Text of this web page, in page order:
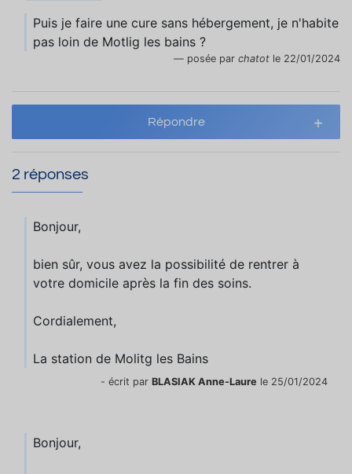
Puis je faire une cure sans hébergement, je n'habite
pas loin de Motlig les bains ?
posée par chatot le 22/01/2024
Répondre
2 réponses
Bonjour,
bien sûr, vous avez la possibilité de rentrer à
votre domicile après la fin des soins.
Cordialement,
La station de Molitg les Bains
- écrit par BLASIAK Anne-Laure le 25/01/2024
Bonjour,